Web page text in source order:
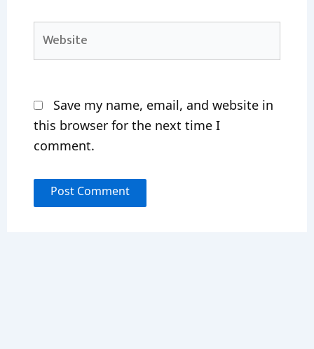
Website
Save my name, email, and website in
this browser for the next time I
comment.